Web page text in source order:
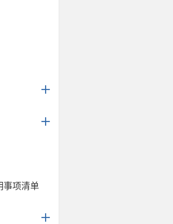
事项清单